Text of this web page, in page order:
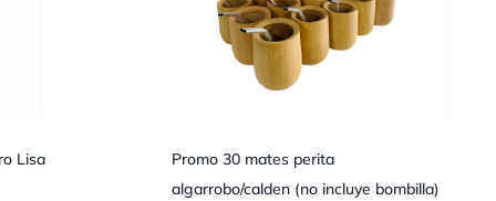
Lisa
Promo 30 mates perita
algarrobo/calden (no incluye bombilla)